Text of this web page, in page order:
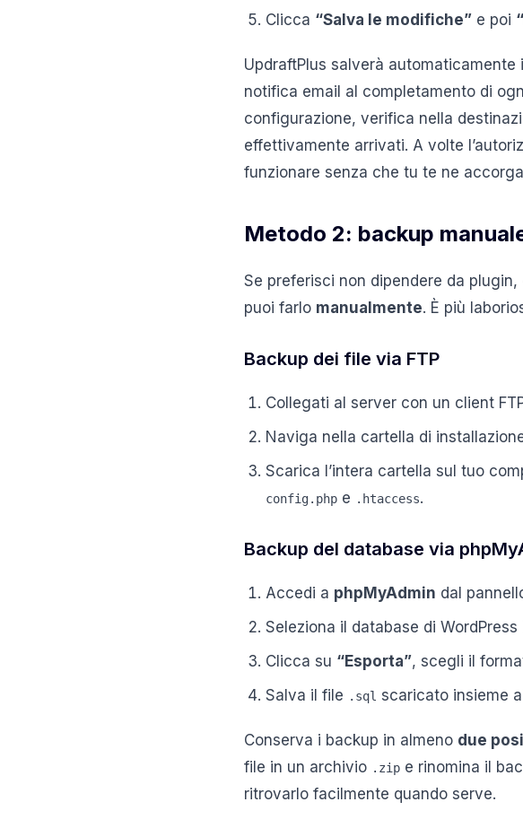
Clicca “Salva le modifiche” e poi
UpdraftPlus salverà
notifica email al completamento di
configurazione, verifica nella
effettivamente arrivati. A volte
funzionare senza che tu te ne
Metodo 2: backup
Se preferisci non dipendere da
puoi farlo manualmente. È più
Backup dei file via FTP
Collegati al server con un client
Naviga nella cartella di
Scarica l’intera cartella sul tuo
config.php e .htaccess.
Backup del database via
Accedi a phpMyAdmin dal
Seleziona il database di
Clicca su “Esporta”, scegli il
Salva il file .sql scaricato insieme
Conserva i backup in almeno due
file in un archivio .zip e rinomina il
ritrovarlo facilmente quando serve.